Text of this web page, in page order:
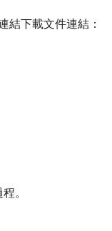
結下載文件連結：
。